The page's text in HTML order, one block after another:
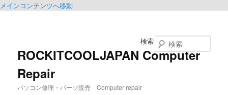
メインコンテンツへ移動
ROCKITCOOLJAPAN Computer
Repair
パソコン修理・パーツ販売 Computer repair
検索